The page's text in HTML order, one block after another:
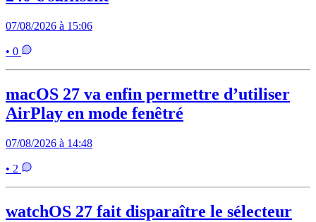
07/08/2026 à 15:06
• 0
macOS 27 va enfin permettre d’utiliser
AirPlay en mode fenêtré
07/08/2026 à 14:48
• 2
watchOS 27 fait disparaître le sélecteur